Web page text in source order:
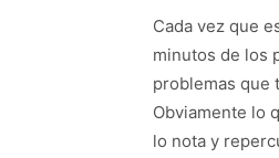
Cada vez que
minutos de los
problemas que
Obviamente lo
lo nota y